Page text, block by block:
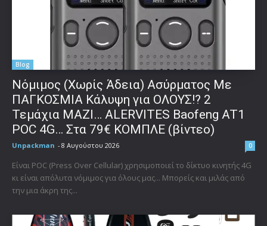
Blog
Νόμιμος (Χωρίς Άδεια) Ασύρματος Με
ΠΑΓΚΟΣΜΙΑ Κάλυψη για ΟΛΟΥΣ!? 2
Τεμάχια ΜΑΖΙ… ALERVITES Baofeng AT1
POC 4G… Στα 79€ ΚΟΜΠΛΕ (βίντεο)
Unpackman - 8 Αυγούστου 2026 0
Είναι POC (Press Over Cellular) χρησιμοποιεί το δίκτυο κινητής 4G
κι είναι απόλυτα νόμιμος για όλους μας... Μπορείς και μιλάς από
την μια άκρη της...